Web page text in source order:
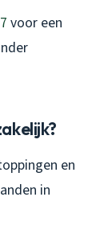
voor een
en
in